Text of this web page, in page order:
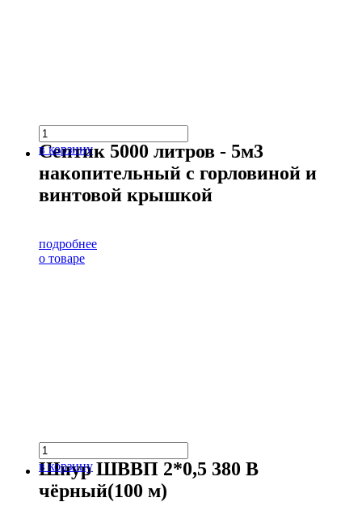
в корзину
Септик 5000 литров - 5м3
накопительный с горловиной и
винтовой крышкой
подробнее
о товаре
в корзину
Шнур ШВВП 2*0,5 380 В
чёрный(100 м)